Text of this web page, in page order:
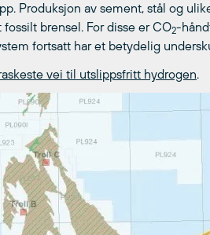
Produksjon av sement, stål og
brensel. For disse er CO2-
fortsatt har et betydelig
vei til utslippsfritt hydrogen.